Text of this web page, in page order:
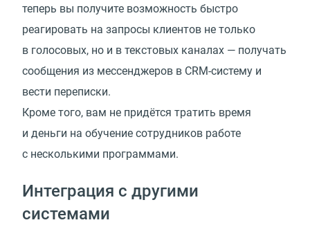
теперь вы получите возможность быстро
реагировать на запросы клиентов не только
в голосовых, но и в текстовых каналах — получать
сообщения из мессенджеров в CRM-систему и
вести переписки.
Кроме того, вам не придётся тратить время
и деньги на обучение сотрудников работе
с несколькими программами.
Интеграция с другими
системами